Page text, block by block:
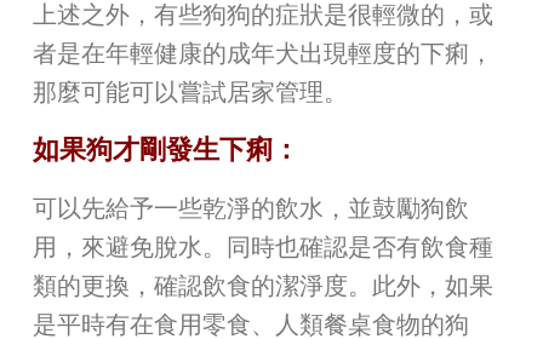
上述之外，有些狗狗的症狀是很輕微的，或
者是在年輕健康的成年犬出現輕度的下痢，
那麼可能可以嘗試居家管理。
如果狗才剛發生下痢：
可以先給予一些乾淨的飲水，並鼓勵狗飲
用，來避免脫水。同時也確認是否有飲食種
類的更換，確認飲食的潔淨度。此外，如果
是平時有在食用零食、人類餐桌食物的狗